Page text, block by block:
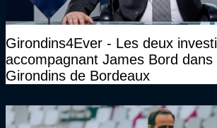
Girondins4Ever - Les deux
accompagnant James Bord
Girondins de Bordeaux